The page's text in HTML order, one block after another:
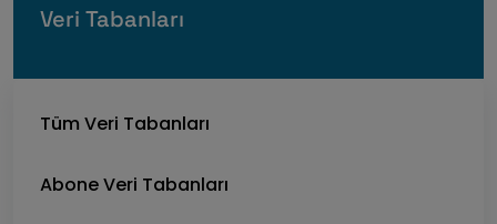
Veri Tabanları
Tüm Veri Tabanları
Abone Veri Tabanları